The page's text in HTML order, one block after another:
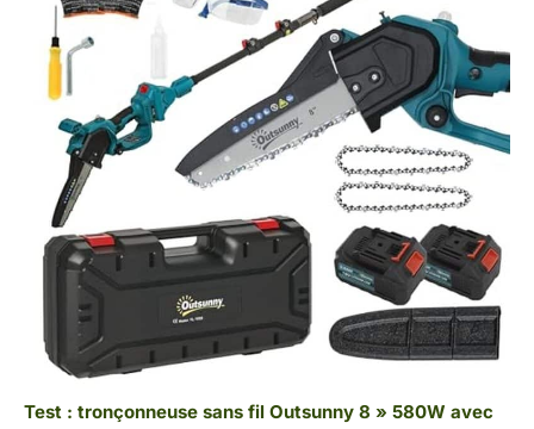
Test : tronçonneuse sans fil Outsunny 8 » 580W avec